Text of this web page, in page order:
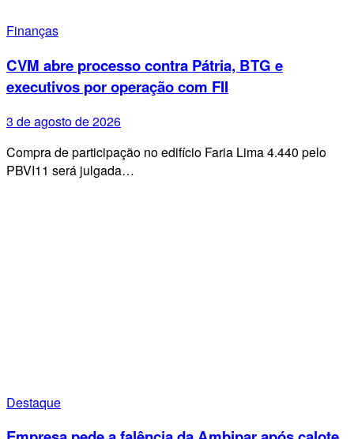
Finanças
CVM abre processo contra Pátria, BTG e
executivos por operação com FII
3 de agosto de 2026
Compra de participação no edifício Faria Lima 4.440 pelo
PBVI11 será julgada…
Destaque